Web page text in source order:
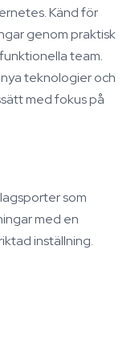
Känd för
genom praktisk
team.
teknologier och
med fokus på
som
med en
inställning.